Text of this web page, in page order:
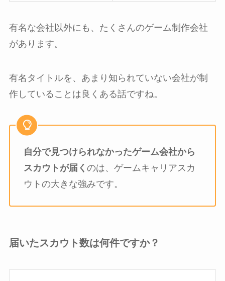
有名な会社以外にも、たくさんのゲーム制作会社
があります。
有名タイトルを、あまり知られていない会社が制
作していることは良くある話ですね。
自分で見つけられなかったゲーム会社から
スカウトが届く のは、ゲームキャリアスカ
ウトの大きな強みです。
届いたスカウト数は何件ですか？